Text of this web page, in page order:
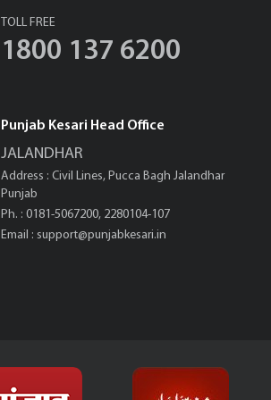
TOLL FREE
1800 137 6200
Punjab Kesari Head Office
JALANDHAR
Address : Civil Lines, Pucca Bagh Jalandhar
Punjab
Ph. : 0181-5067200, 2280104-107
Email : support@punjabkesari.in